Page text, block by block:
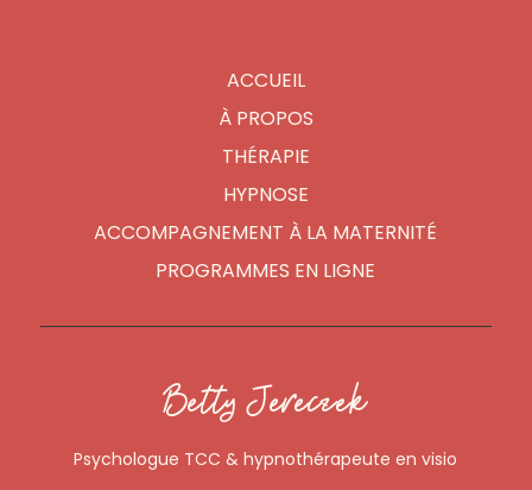
ACCUEIL
À PROPOS
THÉRAPIE
HYPNOSE
ACCOMPAGNEMENT À LA MATERNITÉ
PROGRAMMES EN LIGNE
Betty Jereczek
Psychologue TCC & hypnothérapeute en visio